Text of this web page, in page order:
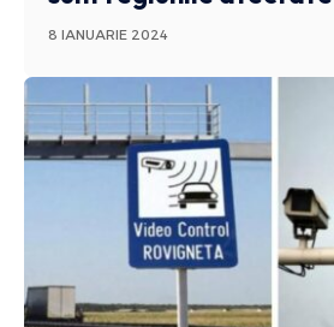
8 IANUARIE 2024